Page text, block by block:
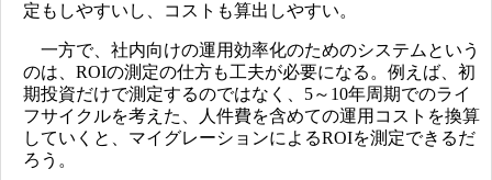
定もしやすいし、コストも算出しやすい。
一方で、社内向けの運用効率化のためのシステムという
のは、ROIの測定の仕方も工夫が必要になる。例えば、初
期投資だけで測定するのではなく、5～10年周期でのライ
フサイクルを考えた、人件費を含めての運用コストを換算
していくと、マイグレーションによるROIを測定できるだ
ろう。